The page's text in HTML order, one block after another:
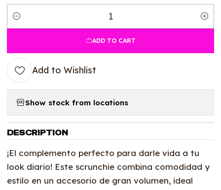
Quantity
ADD TO CART
Add to Wishlist
Show stock from locations
DESCRIPTION
¡El complemento perfecto para darle vida a tu
look diario! Este scrunchie combina comodidad y
estilo en un accesorio de gran volumen, ideal